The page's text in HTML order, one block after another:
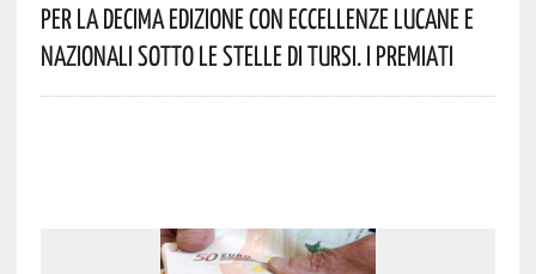
Per La Decima Edizione Con Eccellenze Lucane E
Nazionali Sotto Le Stelle Di Tursi. I Premiati